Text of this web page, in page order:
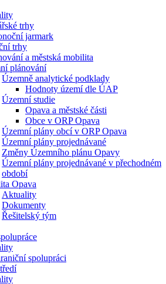
trhy
jarmark
trhy
a městská mobilita
plánování
Územně analytické podklady
Hodnoty území dle ÚAP
Územní studie
Opava a městské části
Obce v ORP Opava
Územní plány obcí v ORP Opava
Územní plány projednávané
Změny Územního plánu Opavy
Územní plány projednávané v přechodném
období
Opava
Aktuality
Dokumenty
Řešitelský tým
spolupráci